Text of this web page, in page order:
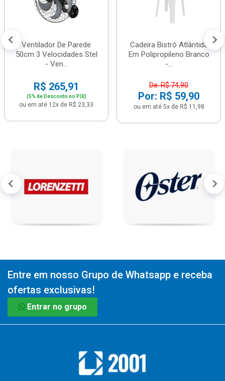
Ventilador De Parede
50cm 3 Velocidades Stel
- Ven...
R$ 265,91
(5% de Desconto no PIX)
ou em até 12x de R$ 23,33
Cadeira Bistrô Atlântida
Em Polipropileno Branco
-...
De: R$ 74,90
Por: R$ 59,90
ou em até 5x de R$ 11,98
Entre em nosso Grupo de Whatsapp e receba
ofertas exclusivas!
Entrar no grupo